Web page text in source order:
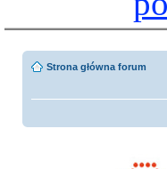
Strona główna forum